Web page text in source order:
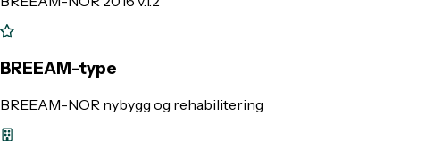
BREEAM-type
BREEAM-NOR nybygg og rehabilitering